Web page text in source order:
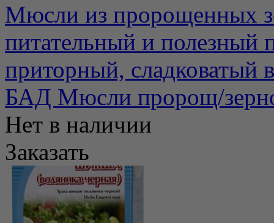
Мюсли из пророщенных
питательный и полезный
приторный, сладковатый
БАД Мюсли пророщ/
Нет в наличии
Заказать